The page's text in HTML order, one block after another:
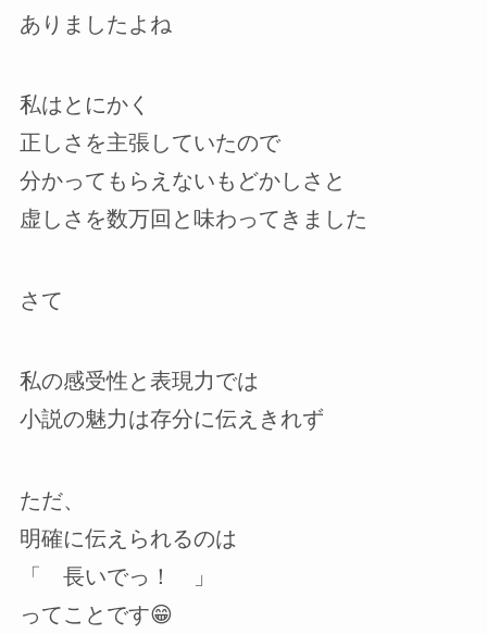
ありましたよね
私はとにかく
正しさを主張していたので
分かってもらえないもどかしさと
虚しさを数万回と味わってきました
さて
私の感受性と表現力では
小説の魅力は存分に伝えきれず
ただ、
明確に伝えられるのは
「 長いでっ！ 」
ってことです😁